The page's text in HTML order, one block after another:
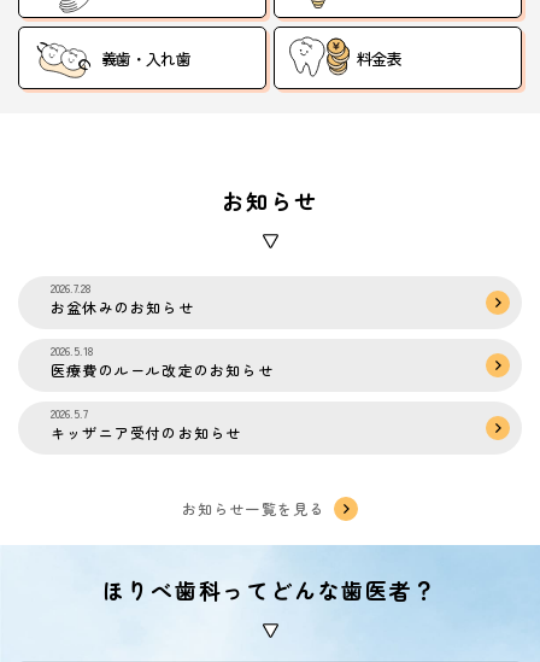
義歯・入れ歯 料金表
お知らせ
2026.7.28
お盆休みのお知らせ
2026.5.18
医療費のルール改定のお知らせ
2026.5.7
キッザニア受付のお知らせ
お知らせ一覧を見る
ほりべ歯科ってどんな歯医者？